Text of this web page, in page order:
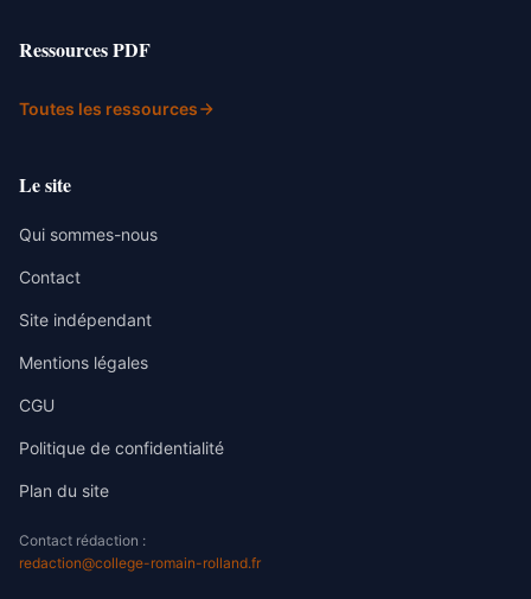
Ressources PDF
Toutes les ressources
Le site
Qui sommes-nous
Contact
Site indépendant
Mentions légales
CGU
Politique de confidentialité
Plan du site
Contact rédaction :
redaction@college-romain-rolland.fr